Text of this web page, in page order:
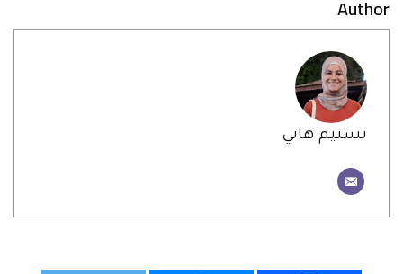
Author
تسنيم هاني